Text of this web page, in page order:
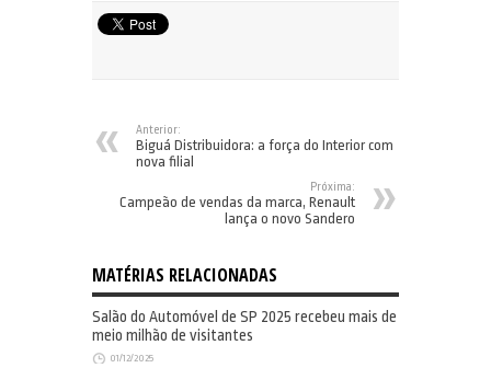
Anterior:
Biguá Distribuidora: a força do Interior com
nova filial
Próxima:
Campeão de vendas da marca, Renault
lança o novo Sandero
MATÉRIAS RELACIONADAS
Salão do Automóvel de SP 2025 recebeu mais de
meio milhão de visitantes
01/12/2025